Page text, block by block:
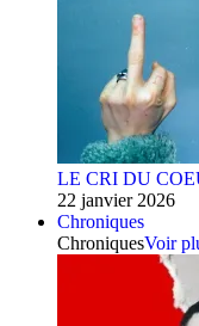
LE CRI DU
22 janvier 2026
Chroniques
ChroniquesVoir